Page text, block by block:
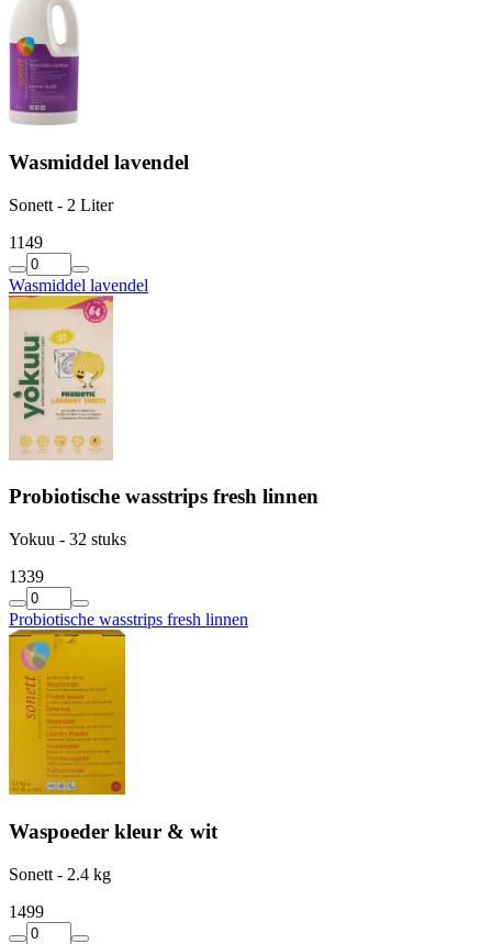
Wasmiddel lavendel
Sonett - 2 Liter
1149
Wasmiddel lavendel
Probiotische wasstrips fresh linnen
Yokuu - 32 stuks
1339
Probiotische wasstrips fresh linnen
Waspoeder kleur & wit
Sonett - 2.4 kg
1499